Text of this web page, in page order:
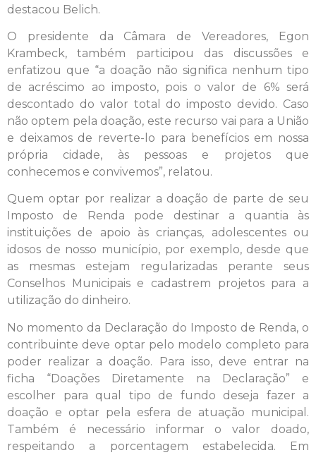
destacou Belich.
O presidente da Câmara de Vereadores, Egon
Krambeck, também participou das discussões e
enfatizou que “a doação não significa nenhum tipo
de acréscimo ao imposto, pois o valor de 6% será
descontado do valor total do imposto devido. Caso
não optem pela doação, este recurso vai para a União
e deixamos de reverte-lo para benefícios em nossa
própria cidade, às pessoas e projetos que
conhecemos e convivemos”, relatou.
Quem optar por realizar a doação de parte de seu
Imposto de Renda pode destinar a quantia às
instituições de apoio às crianças, adolescentes ou
idosos de nosso município, por exemplo, desde que
as mesmas estejam regularizadas perante seus
Conselhos Municipais e cadastrem projetos para a
utilização do dinheiro.
No momento da Declaração do Imposto de Renda, o
contribuinte deve optar pelo modelo completo para
poder realizar a doação. Para isso, deve entrar na
ficha “Doações Diretamente na Declaração” e
escolher para qual tipo de fundo deseja fazer a
doação e optar pela esfera de atuação municipal.
Também é necessário informar o valor doado,
respeitando a porcentagem estabelecida. Em